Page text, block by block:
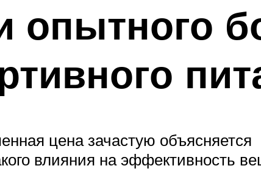
опытного
цена зачастую
влияния на эффективность